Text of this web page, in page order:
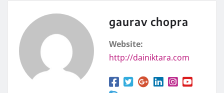
gaurav chopra
Website:
http://dainiktara.com